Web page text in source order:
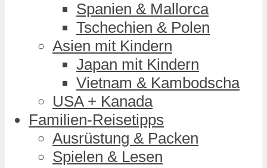
Spanien & Mallorca
Tschechien & Polen
Asien mit Kindern
Japan mit Kindern
Vietnam & Kambodscha
USA + Kanada
Familien-Reisetipps
Ausrüstung & Packen
Spielen & Lesen